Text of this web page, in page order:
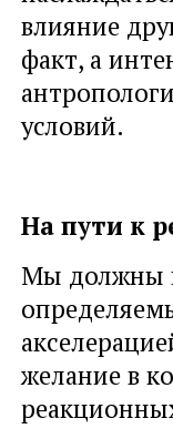
влияние
факт, а
условий.
На пути к
Мы должны
желание в